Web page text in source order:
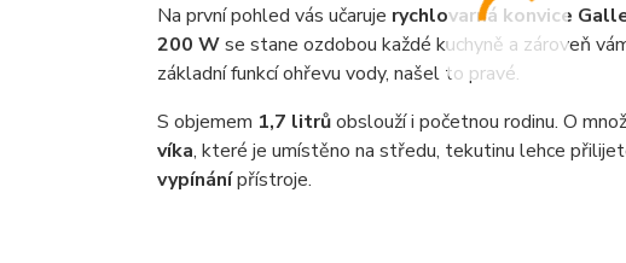
Na první pohled vás učaruje rychlovarná konvice
200 Wse stane ozdobou každé kuchyně a zároveň
základní funkcí ohřevu vody, našel to pravé.
S objemem 1,7 litrůobslouží i početnou rodinu. O
víka, které je umístěno na středu, tekutinu lehce
vypínánípřístroje.